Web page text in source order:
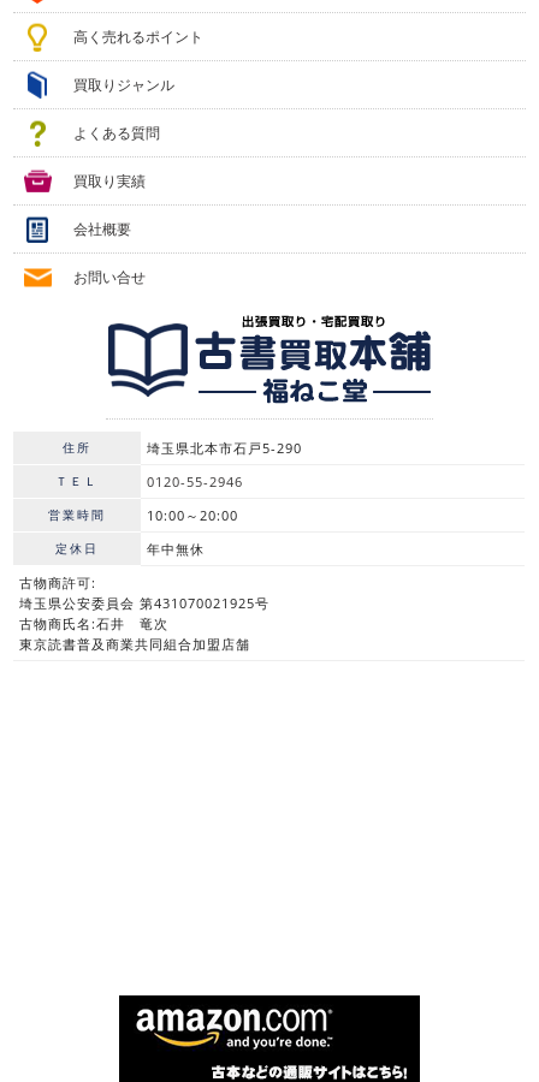
高く売れるポイント
買取りジャンル
よくある質問
買取り実績
会社概要
お問い合せ
住所 埼玉県北本市石戸5-290
ＴＥＬ 0120-55-2946
営業時間 10:00～20:00
定休日
年中無休
古物商許可:
埼玉県公安委員会 第431070021925号
古物商氏名:石井 竜次
東京読書普及商業共同組合加盟店舗